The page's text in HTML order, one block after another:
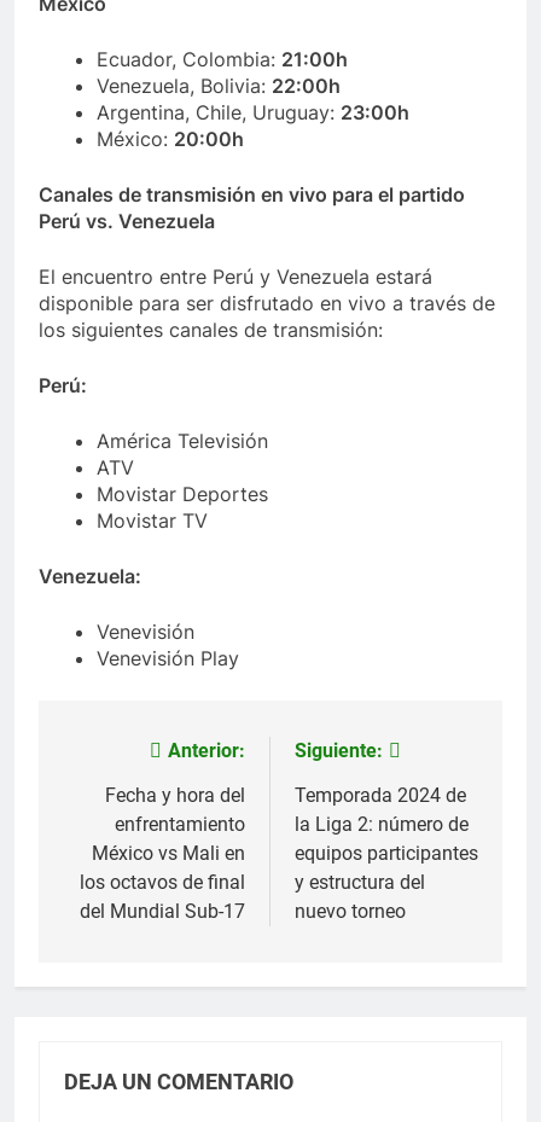
Ecuador, Colombia: 21:00h
Venezuela, Bolivia: 22:00h
Argentina, Chile, Uruguay: 23:00h
México: 20:00h
Canales de transmisión en vivo para el partido
Perú vs. Venezuela
El encuentro entre Perú y Venezuela estará
disponible para ser disfrutado en vivo a través de
los siguientes canales de transmisión:
Perú:
América Televisión
ATV
Movistar Deportes
Movistar TV
Venezuela:
Venevisión
Venevisión Play
Navegación
entradas
Anterior:
Fecha y hora del
enfrentamiento
México vs Mali en
los octavos de final
del Mundial Sub-17
Siguiente:
Temporada 2024 de
la Liga 2: número de
equipos participantes
y estructura del
nuevo torneo
DEJA UN COMENTARIO